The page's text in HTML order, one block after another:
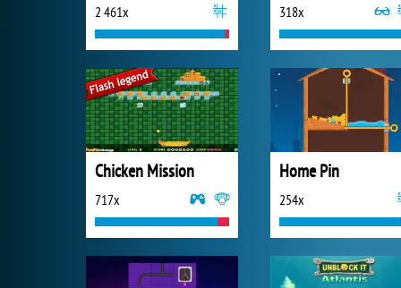
2 461x 318x
Chicken Mission
717x
Home Pin
254x